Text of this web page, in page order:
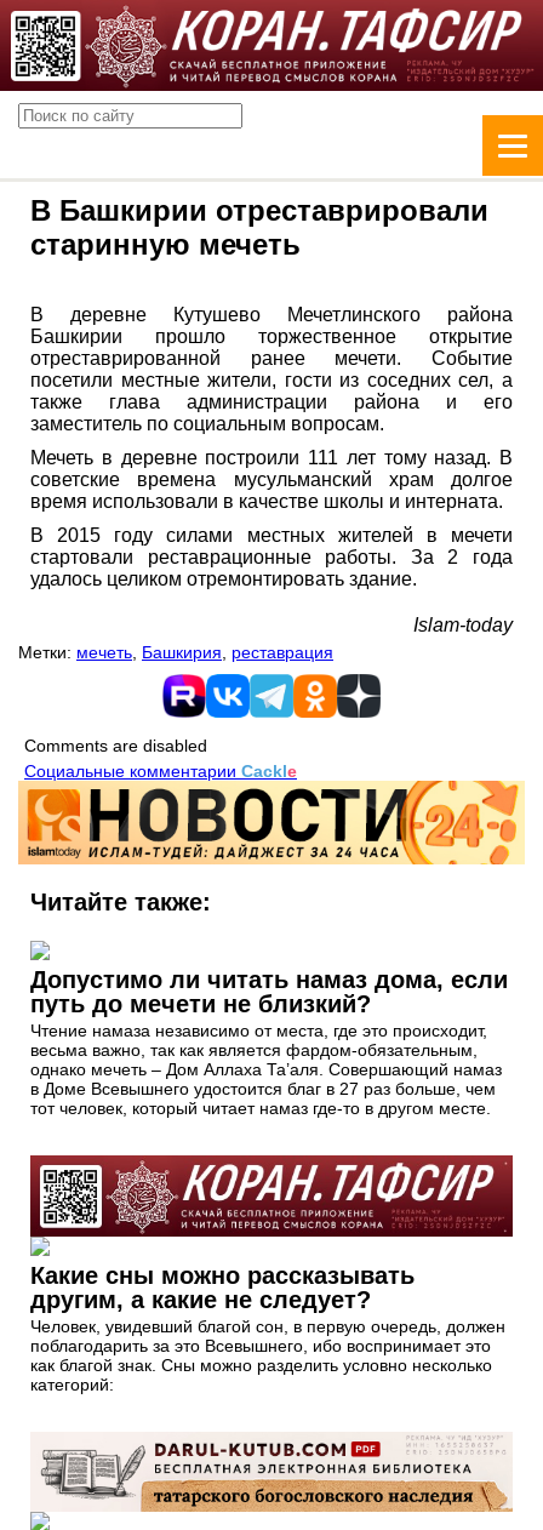
В Башкирии отреставрировали
старинную мечеть
В деревне Кутушево Мечетлинского района
Башкирии прошло торжественное открытие
отреставрированной ранее мечети. Событие
посетили местные жители, гости из соседних сел, а
также глава администрации района и его
заместитель по социальным вопросам.
Мечеть в деревне построили 111 лет тому назад. В
советские времена мусульманский храм долгое
время использовали в качестве школы и интерната.
В 2015 году силами местных жителей в мечети
стартовали реставрационные работы. За 2 года
удалось целиком отремонтировать здание.
Islam-today
Метки: мечеть Башкирия реставрация
Comments are disabled
Социальные комментарии Cackle
Читайте также:
Допустимо ли читать намаз дома, если
путь до мечети не близкий?
Чтение намаза независимо от места, где это происходит,
весьма важно, так как является фардом-обязательным,
однако мечеть – Дом Аллаха Та’аля. Совершающий намаз
в Доме Всевышнего удостоится благ в 27 раз больше, чем
тот человек, который читает намаз где-то в другом месте.
Какие сны можно рассказывать
другим, а какие не следует?
Человек, увидевший благой сон, в первую очередь, должен
поблагодарить за это Всевышнего, ибо воспринимает это
как благой знак. Сны можно разделить условно несколько
категорий: